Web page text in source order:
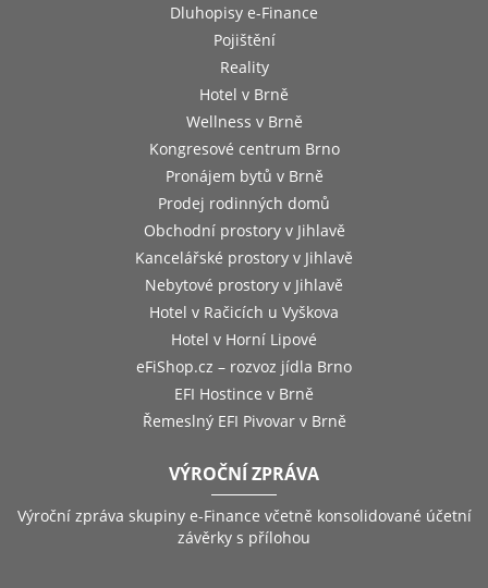
Dluhopisy e-Finance
Pojištění
Reality
Hotel v Brně
Wellness v Brně
Kongresové centrum Brno
Pronájem bytů v Brně
Prodej rodinných domů
Obchodní prostory v Jihlavě
Kancelářské prostory v Jihlavě
Nebytové prostory v Jihlavě
Hotel v Račicích u Vyškova
Hotel v Horní Lipové
eFiShop.cz – rozvoz jídla Brno
EFI Hostince v Brně
Řemeslný EFI Pivovar v Brně
VÝROČNÍ ZPRÁVA
Výroční zpráva skupiny e-Finance včetně konsolidované účetní
závěrky s přílohou